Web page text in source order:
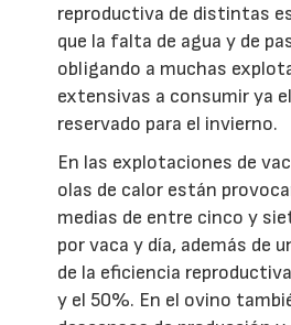
reproductiva de distintas
que la falta de agua y de
obligando a muchas
extensivas a consumir ya
reservado para el invierno.
En las explotaciones de
olas de calor están
medias de entre cinco y
por vaca y día, además de
de la eficiencia
y el 50%. En el ovino